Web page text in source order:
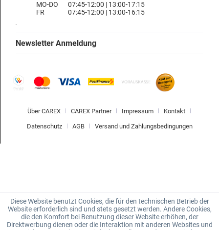
MO-DO
FR
07:45-12:00 | 13:00-17:15
07:45-12:00 | 13:00-16:15
Newsletter Anmeldung
Über CAREX CAREX Partner Impressum Kontakt
Datenschutz AGB Versand und Zahlungsbedingungen
Diese Website benutzt Cookies, die für den technischen Betrieb der
Website erforderlich sind und stets gesetzt werden. Andere Cookies,
die den Komfort bei Benutzung dieser Website erhöhen, der
Direktwerbung dienen oder die Interaktion mit anderen Websites und